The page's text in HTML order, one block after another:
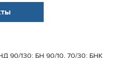
90/130; БН 90/10, 70/30; БНК